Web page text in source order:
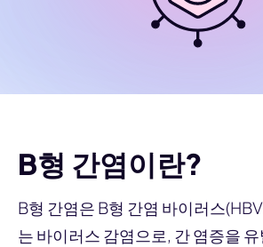
B형 간염이란?
B형 간염은 B형 간염 바이러스
는 바이러스 감염으로, 간 염증을